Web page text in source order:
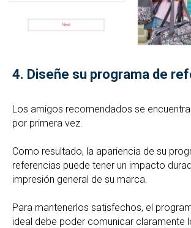
4. Diseñe su programa de
Los amigos recomendados se
por primera vez.
Como resultado, la apariencia de su
referencias puede tener un impacto
impresión general de su marca.
Para mantenerlos satisfechos, el
ideal debe poder comunicar claramente